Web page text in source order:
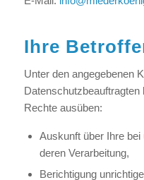
Ihre
Unter den angegebenen
Datenschutzbeauftragten
Rechte ausüben:
Auskunft über Ihre
deren Verarbeitung,
Berichtigung